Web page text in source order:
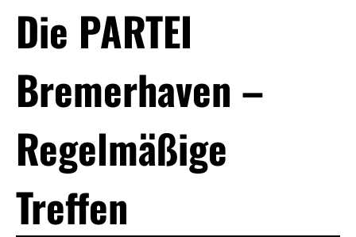
Die PARTEI
Bremerhaven –
Regelmäßige
Treffen